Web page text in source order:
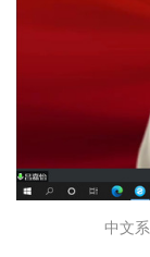
中文系